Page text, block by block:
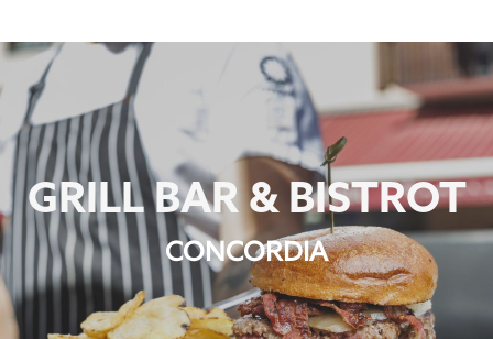
GRILL BAR & BISTROT
CONCORDIA